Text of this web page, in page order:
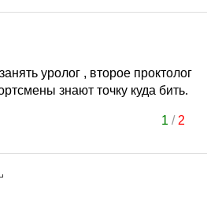
уролог , второе проктолог
знают точку куда бить.
1 / 2